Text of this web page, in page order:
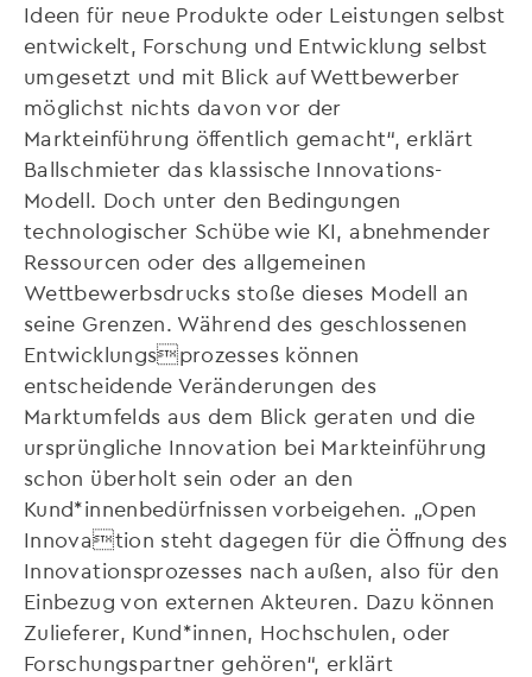
Ideen für neue Produkte oder Leistungen selbst
entwickelt, Forschung und Entwicklung selbst
umgesetzt und mit Blick auf Wettbewerber
möglichst nichts davon vor der
Markteinführung öffentlich gemacht“, erklärt
Ballschmieter das klassische Innovations-
Modell. Doch unter den Bedingungen
technologischer Schübe wie KI, abnehmender
Ressourcen oder des allgemeinen
Wettbewerbsdrucks stoße dieses Modell an
seine Grenzen. Während des geschlossenen
Entwicklungsprozesses können
entscheidende Veränderungen des
Marktumfelds aus dem Blick geraten und die
ursprüngliche Innovation bei Markteinführung
schon überholt sein oder an den
Kund*innenbedürfnissen vorbeigehen. „Open
Innovation steht dagegen für die Öffnung des
Innovationsprozesses nach außen, also für den
Einbezug von externen Akteuren. Dazu können
Zulieferer, Kund*innen, Hochschulen, oder
Forschungspartner gehören“, erklärt